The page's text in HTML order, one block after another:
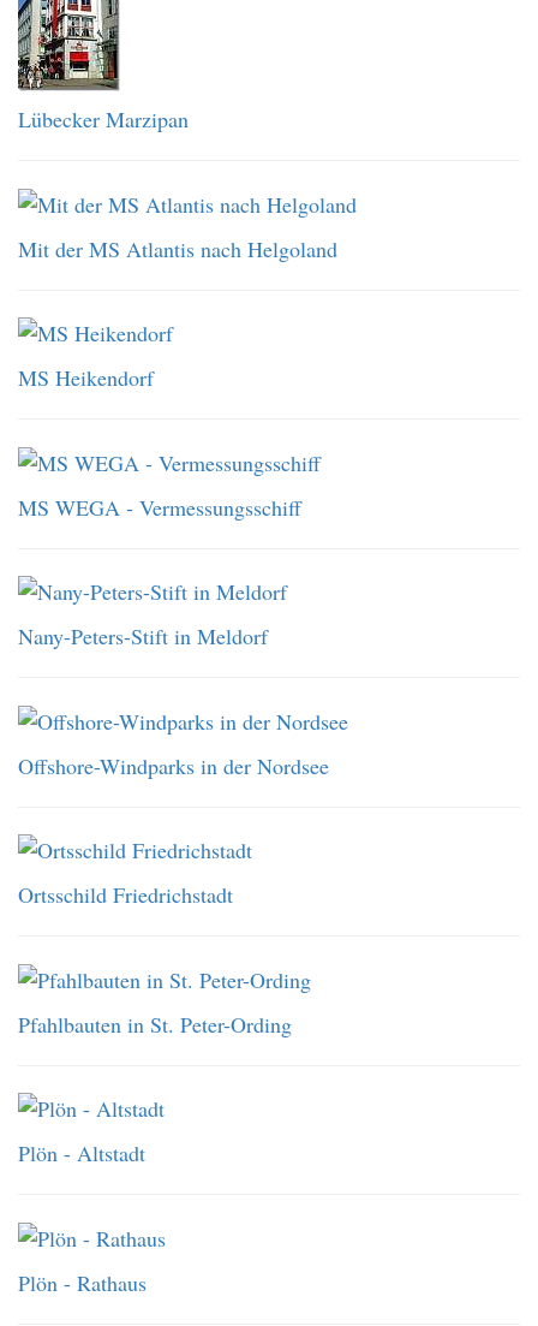
Lübecker Marzipan
Mit der MS Atlantis nach Helgoland
MS Heikendorf
MS WEGA - Vermessungsschiff
Nany-Peters-Stift in Meldorf
Offshore-Windparks in der Nordsee
Ortsschild Friedrichstadt
Pfahlbauten in St. Peter-Ording
Plön - Altstadt
Plön - Rathaus